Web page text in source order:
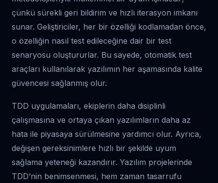
çünkü sürekli geri bildirim ve hızlı iterasyon imkanı
sunar. Geliştiriciler, her bir özelliği kodlamadan önce,
o özelliğin nasıl test edileceğine dair bir test
senaryosu oluştururlar. Bu sayede, otomatik test
araçları kullanılarak yazılımın her aşamasında kalite
güvencesi sağlanmış olur.
TDD uygulamaları, ekiplerin daha disiplinli
çalışmasına ve ortaya çıkan yazılımların daha az
hata ile piyasaya sürülmesine yardımcı olur. Ayrıca,
değişen gereksinimlere hızlı bir şekilde uyum
sağlama yeteneği kazandırır. Yazılım projelerinde
TDD’nin benimsenmesi, hem zaman tasarrufu